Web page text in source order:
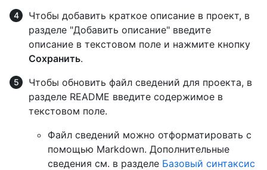
Чтобы добавить краткое описание в проект, в
разделе "Добавить описание" введите
описание в текстовом поле и нажмите кнопку
Сохранить.
Чтобы обновить файл сведений для проекта, в
разделе README введите содержимое в
текстовом поле.
Файл сведений можно отформатировать с
помощью Markdown. Дополнительные
сведения см. в разделе Базовый синтаксис